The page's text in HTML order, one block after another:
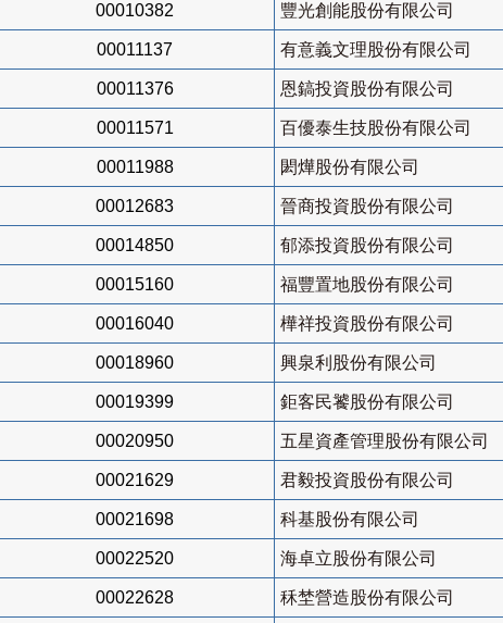
00010382 豐光創能股份有限公司
00011137 有意義文理股份有限公司
00011376 恩鎬投資股份有限公司
00011571 百優泰生技股份有限公司
00011988 閎燁股份有限公司
00012683 晉商投資股份有限公司
00014850 郁添投資股份有限公司
00015160 福豐置地股份有限公司
00016040 樺祥投資股份有限公司
00018960 興泉利股份有限公司
00019399 鉅客民饕股份有限公司
00020950 五星資產管理股份有限公司
00021629 君毅投資股份有限公司
00021698 科基股份有限公司
00022520 海卓立股份有限公司
00022628 秝埜營造股份有限公司